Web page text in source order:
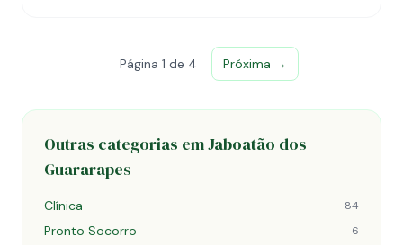
Página 1 de 4 Próxima →
Outras categorias em Jaboatão dos
Guararapes
Clínica 84
Pronto Socorro 6